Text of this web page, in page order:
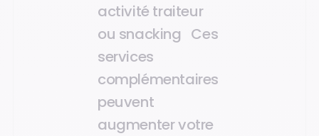
activité traiteur
ou snacking Ces
services
complémentaires
peuvent
augmenter votre